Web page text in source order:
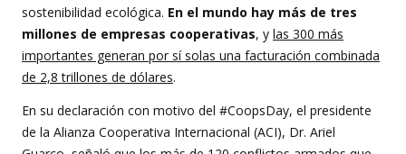
sostenibilidad ecológica. En el mundo hay más de tres
millones de empresas cooperativas, y las 300 más
importantes generan por sí solas una facturación combinada
de 2,8 trillones de dólares.
En su declaración con motivo del #CoopsDay, el presidente
de la Alianza Cooperativa Internacional (ACI), Dr. Ariel